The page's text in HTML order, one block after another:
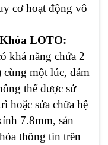
cơ hoạt động vô
LOTO:
khả năng chứa 2
một lúc, đảm
thể được sử
hoặc sửa chữa hệ
7.8mm, sản
thông tin trên